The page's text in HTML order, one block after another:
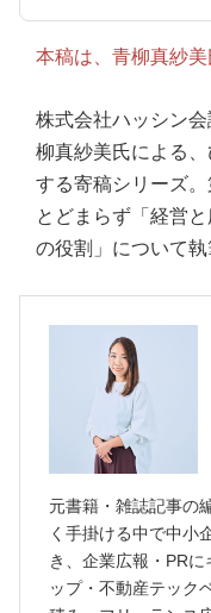
本稿は、青柳真紗美
株式会社ハッシン
柳真紗美氏による
する寄稿シリーズ
とどまらず「経営
の役割」について執
元書籍・雑誌記事の
く手掛ける中で中小
き、企業広報・PR
ップ・不動産テック